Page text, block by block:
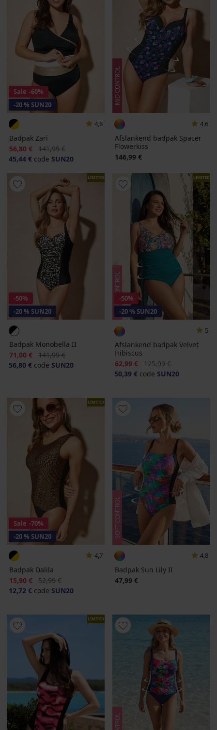
Sale -60%
-20 % SUN20
4,8
Badpak Zari
Korting
56,80 € Oorspronkelijke prijs
141,99 €
45,44 € code SUN20
4,6
Afslankend badpak Spacer
Flowerkiss
146,99 €
LIMITED
-50%
-20 % SUN20
Badpak Monobella II
Korting
71,00 € Oorspronkelijke prijs
141,99 €
56,80 € code SUN20
LIMITED
-50%
-20 % SUN20
5
Afslankend badpak Velvet
Hibiscus
Korting
62,99 € Oorspronkelijke prijs
125,99 €
50,39 € code SUN20
LIMITED
Sale -70%
-20 % SUN20
4,7
Badpak Dalila
Korting
15,90 € Oorspronkelijke prijs
52,99 €
12,72 € code SUN20
4,8
Badpak Sun Lily II
47,99 €
LIMITED